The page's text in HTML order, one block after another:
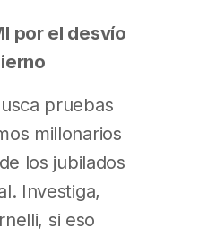
por el desvío
pruebas
millonarios
los jubilados
Investiga,
si eso